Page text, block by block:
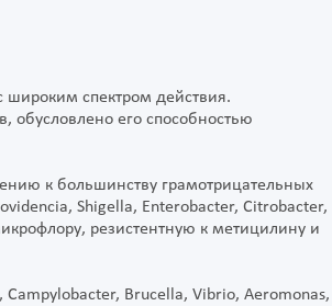
широким спектром действия.
обусловлено его способностью
к большинству грамотрицательных
Shigella, Enterobacter, Citrobacter,
резистентную к метицилину и
Campylobacter, Brucella, Vibrio, Aeromonas,